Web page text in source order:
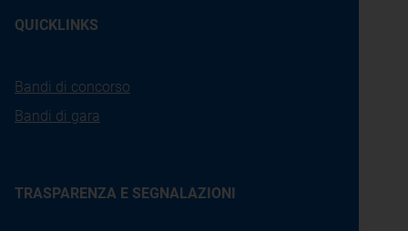
QUICKLINKS
Bandi di concorso
Bandi di gara
TRASPARENZA E SEGNALAZIONI